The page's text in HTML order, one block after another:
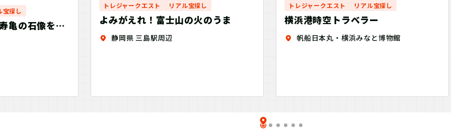
宝探し
亀の石像を探
トレジャークエスト リアル宝探し
よみがえれ！富士山の火のうま
静岡県 三島駅周辺
トレジャークエスト リアル宝探し
横浜港時空トラベラー
帆船日本丸・横浜みなと博物館